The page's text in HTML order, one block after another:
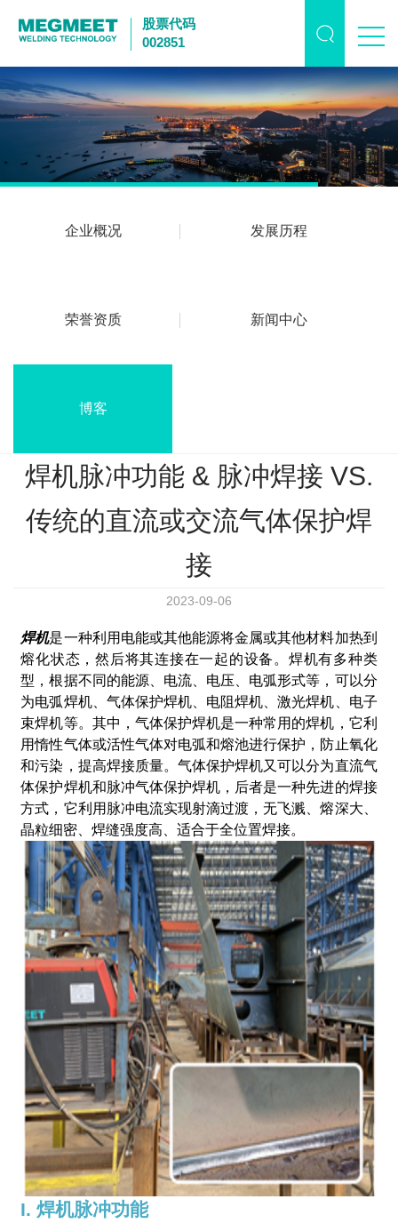
股票代码
002851
企业概况 发展历程
荣誉资质 新闻中心
博客
焊机脉冲功能 & 脉冲焊接 VS.
传统的直流或交流气体保护焊
接
2023-09-06
焊机是一种利用电能或其他能源将金属或其他材料加热到
熔化状态，然后将其连接在一起的设备。焊机有多种类
型，根据不同的能源、电流、电压、电弧形式等，可以分
为电弧焊机、气体保护焊机、电阻焊机、激光焊机、电子
束焊机等。其中，气体保护焊机是一种常用的焊机，它利
用惰性气体或活性气体对电弧和熔池进行保护，防止氧化
和污染，提高焊接质量。气体保护焊机又可以分为直流气
体保护焊机和脉冲气体保护焊机，后者是一种先进的焊接
方式，它利用脉冲电流实现射滴过渡，无飞溅、熔深大、
晶粒细密、焊缝强度高、适合于全位置焊接。
I. 焊机脉冲功能